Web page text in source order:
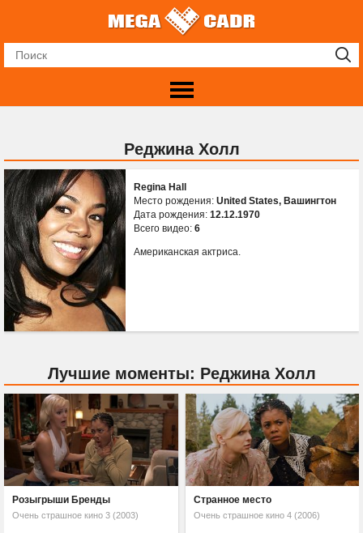
Реджина Холл
Regina Hall
Место рождения: United States, Вашингтон
Дата рождения: 12.12.1970
Всего видео: 6
Американская актриса.
Лучшие моменты: Реджина Холл
Розыгрыши Бренды
Очень страшное кино 3 (2003)
Странное место
Очень страшное кино 4 (2006)